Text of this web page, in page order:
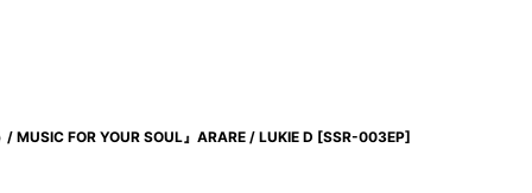
/ MUSIC FOR YOUR SOUL』ARARE / LUKIE D [SSR-003EP]